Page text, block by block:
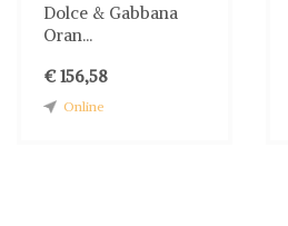
Dolce & Gabbana
Oran...
€ 156,58
Online